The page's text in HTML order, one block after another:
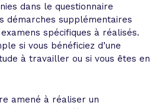
dans le questionnaire
démarches supplémentaires
spécifiques à réalisés.
si vous bénéficiez d’une
à travailler ou si vous êtes en
amené à réaliser un